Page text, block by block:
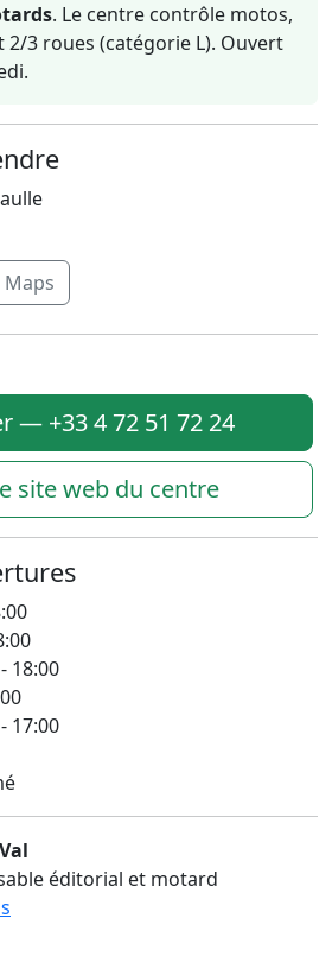
. Le centre contrôle motos,
2/3 roues (catégorie L). Ouvert
— +33 4 72 51 72 24
site web du centre
18:00
17:00
éditorial et motard